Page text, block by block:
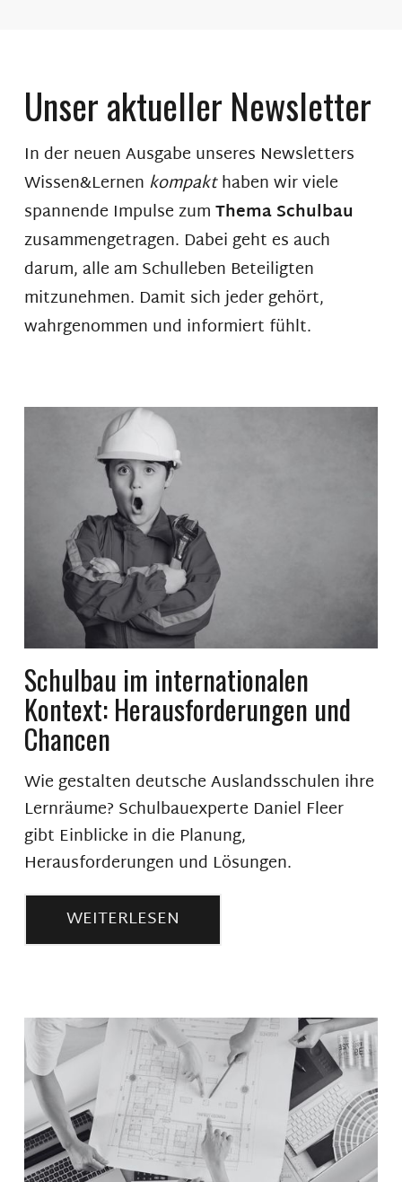
Unser aktueller Newsletter
In der neuen Ausgabe unseres Newsletters
Wissen&Lernen kompakthaben wir viele
spannende Impulse zumThema Schulbau
zusammengetragen. Dabei geht es auch
darum, alle am Schulleben Beteiligten
mitzunehmen. Damit sich jeder gehört,
wahrgenommen und informiert fühlt.
Schulbau im internationalen
Kontext: Herausforderungen und
Chancen
Wie gestalten deutsche Auslandsschulen ihre
Lernräume? Schulbauexperte Daniel Fleer
gibt Einblicke in die Planung,
Herausforderungen und Lösungen.
WEITERLESEN